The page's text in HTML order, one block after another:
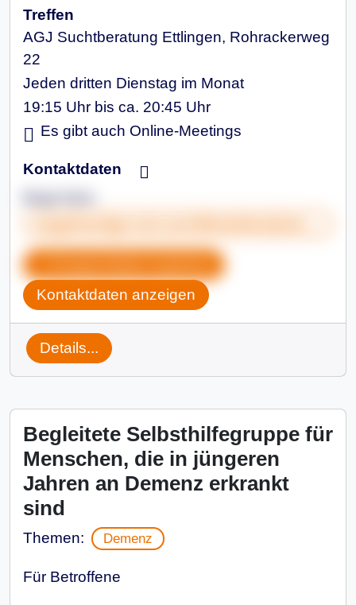
Treffen
AGJ Suchtberatung Ettlingen, Rohrackerweg
22
Jeden dritten Dienstag im Monat
19:15 Uhr bis ca. 20:45 Uhr
Es gibt auch Online-Meetings
Kontaktdaten
Kontaktdaten anzeigen
Details...
Begleitete Selbsthilfegruppe für
Menschen, die in jüngeren
Jahren an Demenz erkrankt
sind
Themen: Demenz
Für Betroffene